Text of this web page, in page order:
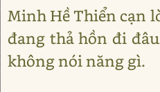
Minh Hề Thiển cạn
đang thả hồn đi
không nói năng gì.